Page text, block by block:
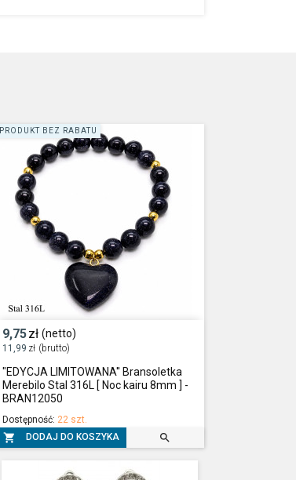
9,75zł (netto)
11,99 zł (brutto)
"EDYCJA LIMITOWANA'' Bransoletka
Merebilo Stal 316L [ Noc kairu 8mm ] -
BRAN12050
Dostępność: 22 szt.
 DODAJ DO KOSZYKA 
PRODUKT BEZ RABATU